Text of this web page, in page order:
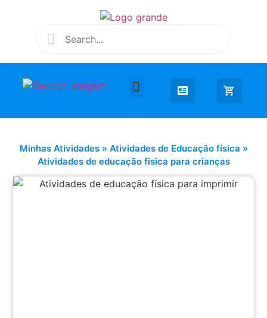
Minhas Atividades» Atividades de Educação física »
Atividades de educação física para crianças